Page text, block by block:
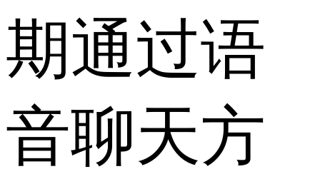
期通过语
音聊天方